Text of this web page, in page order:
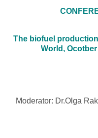
The biofuel
World,
Moderator: Dr.Olga